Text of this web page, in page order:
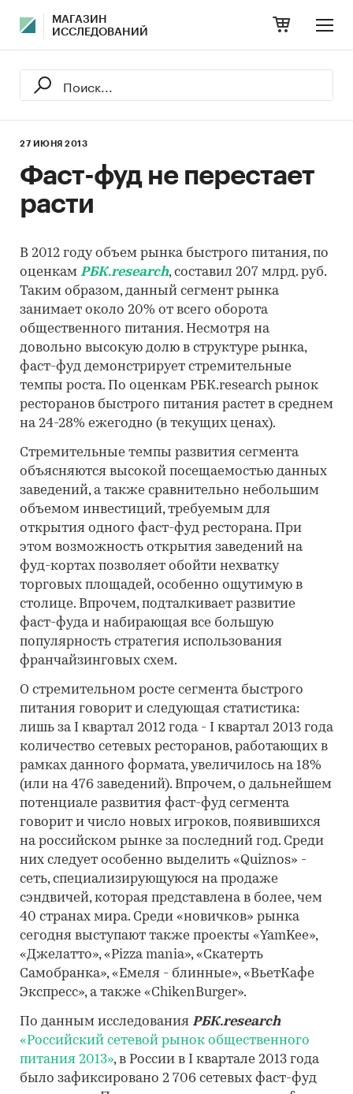
МАГАЗИН
ИССЛЕДОВАНИЙ
27 ИЮНЯ 2013
Фаст-фуд не перестает
расти
В 2012 году объем рынка быстрого питания, по
оценкам РБК.research, составил 207 млрд. руб.
Таким образом, данный сегмент рынка
занимает около 20% от всего оборота
общественного питания. Несмотря на
довольно высокую долю в структуре рынка,
фаст-фуд демонстрирует стремительные
темпы роста. По оценкам РБК.research рынок
ресторанов быстрого питания растет в среднем
на 24-28% ежегодно (в текущих ценах).
Стремительные темпы развития сегмента
объясняются высокой посещаемостью данных
заведений, а также сравнительно небольшим
объемом инвестиций, требуемым для
открытия одного фаст-фуд ресторана. При
этом возможность открытия заведений на
фуд-кортах позволяет обойти нехватку
торговых площадей, особенно ощутимую в
столице. Впрочем, подталкивает развитие
фаст-фуда и набирающая все большую
популярность стратегия использования
франчайзинговых схем.
О стремительном росте сегмента быстрого
питания говорит и следующая статистика:
лишь за I квартал 2012 года - I квартал 2013 года
количество сетевых ресторанов, работающих в
рамках данного формата, увеличилось на 18%
(или на 476 заведений). Впрочем, о дальнейшем
потенциале развития фаст-фуд сегмента
говорит и число новых игроков, появившихся
на российском рынке за последний год. Среди
них следует особенно выделить «Quiznos» -
сеть, специализирующуюся на продаже
сэндвичей, которая представлена в более, чем
40 странах мира. Среди «новичков» рынка
сегодня выступают также проекты «YamKee»,
«Джелатто», «Pizza mania», «Скатерть
Самобранка», «Емеля - блинные», «ВьетКафе
Экспресс», а также «ChikenBurger».
По данным исследования РБК.research
«Российский сетевой рынок общественного
питания 2013», в России в I квартале 2013 года
было зафиксировано 2 706 сетевых фаст-фуд